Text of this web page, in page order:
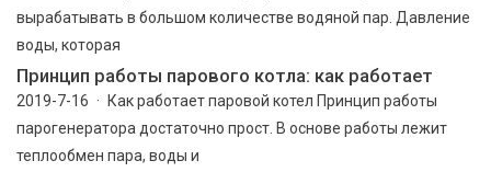
вырабатывать в большом количестве водяной пар. Давление
воды, которая
Принцип работы парового котла: как работает
2019-7-16 · Как работает паровой котел Принцип работы
парогенератора достаточно прост. В основе работы лежит
теплообмен пара, воды и